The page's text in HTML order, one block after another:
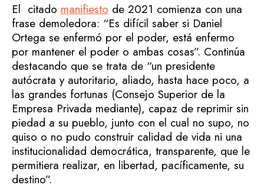
El citado manifiesto de 2021 comienza con una
frase demoledora: “Es difícil saber si Daniel
Ortega se enfermó por el poder, está enfermo
por mantener el poder o ambas cosas”. Continúa
destacando que se trata de “un presidente
autócrata y autoritario, aliado, hasta hace poco, a
las grandes fortunas (Consejo Superior de la
Empresa Privada mediante), capaz de reprimir sin
piedad a su pueblo, junto con el cual no supo, no
quiso o no pudo construir calidad de vida ni una
institucionalidad democrática, transparente, que le
permitiera realizar, en libertad, pacíficamente, su
destino”.